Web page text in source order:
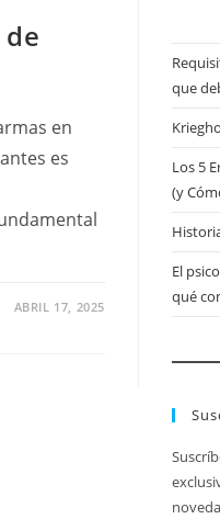
en
es
ABRIL 17, 2025
que
Los 5
(y
El
qué